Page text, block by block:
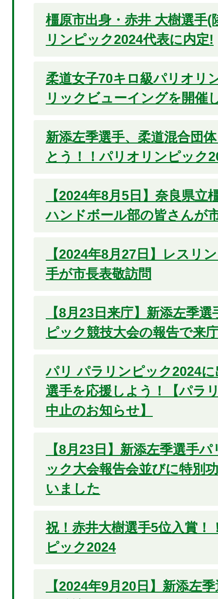
橿原市出身・赤井 大樹選手
リンピック2024代表に内定!
柔道女子70キロ級パリオリ
リックビューイングを開催
新添左季選手、柔道混合団
とう！！パリオリンピック
【2024年8月5日】奈良県立
ハンドボール部の皆さんが
【2024年8月27日】レスリ
手が市長表敬訪問
【8月23日来庁】新添左季
ピック競技大会の報告で来
パリ パラリンピック2024
選手を応援しよう！【パラ
中止のお知らせ】
【8月23日】新添左季選手
ック大会報告会並びに特別
いました
祝！赤井大樹選手5位入賞！
ピック2024
【2024年9月20日】新添左